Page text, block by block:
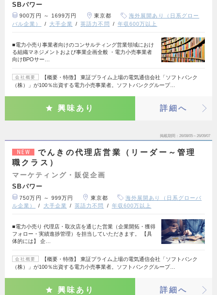
SBパワー
900万円 ～ 1699万円 東京都
海外展開あり（日系グロー
バル企業）
大手企業 英語力不問 年収600万以上
■電力小売り事業者向けのコンサルティング営業領域におけ
る組織マネジメントおよび事業企画全般 ・電力小売事業者
向けBPOサー…
会社概要
【概要・特徴】 東証プライム上場の電気通信会社「ソフトバンク
（株）」が100％出資する電力小売事業者。ソフトバンクグループ…
興味あり 詳細へ
掲載期間 26/08/05～26/09/07
NEW
でんきの代理店営業（リーダー～管理
職クラス）
マーケティング・販促企画
SBパワー
750万円 ～ 999万円 東京都
海外展開あり（日系グローバ
ル企業）
大手企業 英語力不問 年収600万以上
■電力小売り 代理店・取次店を通じた営業（企業開拓・獲得
フォロー・実績進捗管理）を担当していただきます。 【具
体的には】 企…
会社概要
【概要・特徴】 東証プライム上場の電気通信会社「ソフトバンク
（株）」が100％出資する電力小売事業者。ソフトバンクグループ…
興味あり 詳細へ